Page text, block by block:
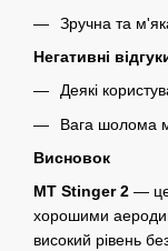
Зручна та
Негативні
Деякі
Вага шолома
Висновок
MT Stinger 2 — це
хорошими
високий рівень